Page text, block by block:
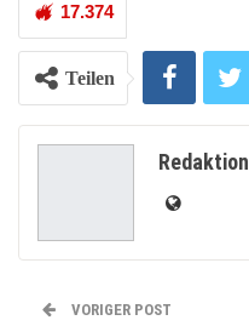
17.374
Teilen
Redaktion
VORIGER POST